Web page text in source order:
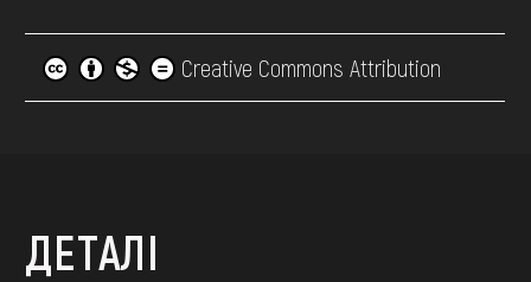
Creative Commons Attribution
ДЕТАЛІ